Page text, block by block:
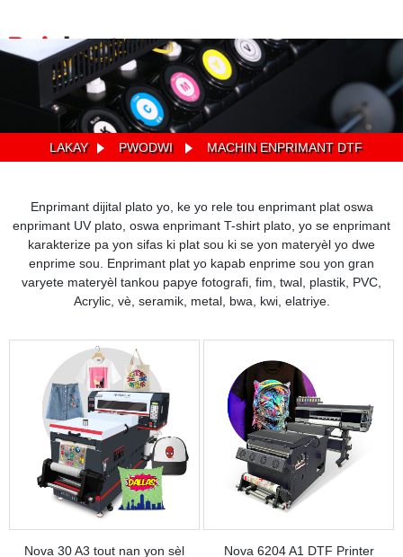
LAKAY PWODWI MACHIN ENPRIMANT DTF
Enprimant dijital plato yo, ke yo rele tou enprimant plat oswa
enprimant UV plato, oswa enprimant T-shirt plato, yo se enprimant
karakterize pa yon sifas ki plat sou ki se yon materyèl yo dwe
enprime sou. Enprimant plat yo kapab enprime sou yon gran
varyete materyèl tankou papye fotografi, fim, twal, plastik, PVC,
Acrylic, vè, seramik, metal, bwa, kwi, elatriye.
Nova 30 A3 tout nan yon sèl
Nova 6204 A1 DTF Printer